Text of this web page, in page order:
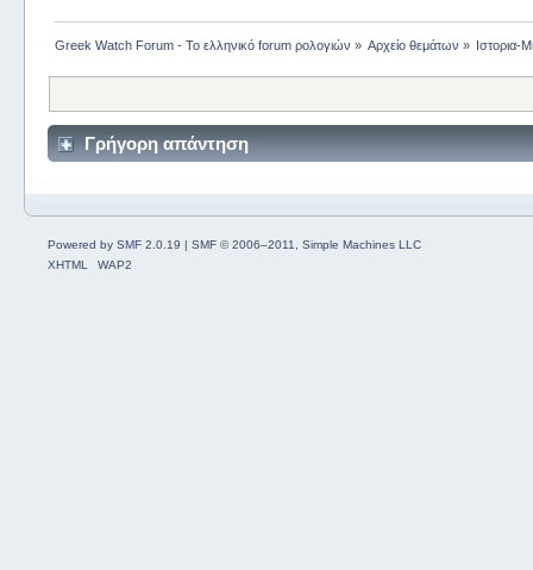
Greek Watch Forum - Το ελληνικό forum ρολογιών » Αρχείο θεμάτων » Ιστορια-
Γρήγορη απάντηση
Powered by SMF 2.0.19 | SMF © 2006–2011, Simple Machines LLC
XHTML
WAP2